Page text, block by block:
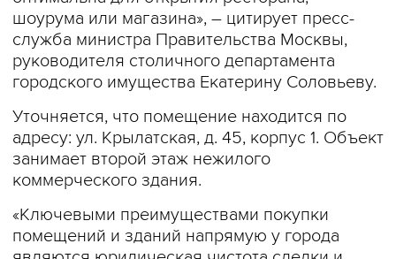
шоурума или магазина», – цитирует пресс-
служба министра Правительства Москвы,
руководителя столичного департамента
городского имущества Екатерину Соловьеву.
Уточняется, что помещение находится по
адресу: ул. Крылатская, д. 45, корпус 1. Объект
занимает второй этаж нежилого
коммерческого здания.
«Ключевыми преимуществами покупки
помещений и зданий напрямую у города